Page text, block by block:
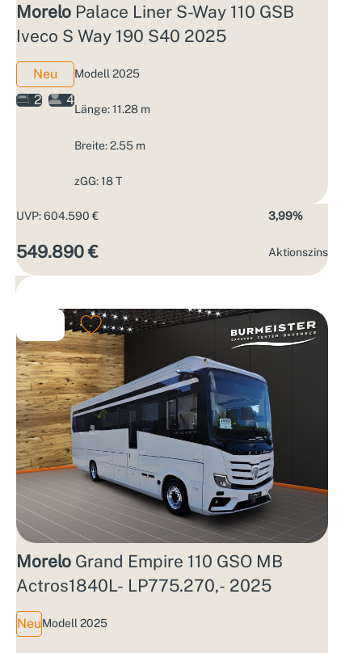
Morelo Palace Liner S-Way 110 GSB
Iveco S Way 190 S40 2025
Neu
2
4
Modell 2025
Länge: 11.28 m
Breite: 2.55 m
zGG: 18 T
UVP: 604.590 €
549.890 €
3,99%
Aktions­zins
Morelo Grand Empire 110 GSO MB
Actros1840L- LP775.270,- 2025
NeuModell 2025